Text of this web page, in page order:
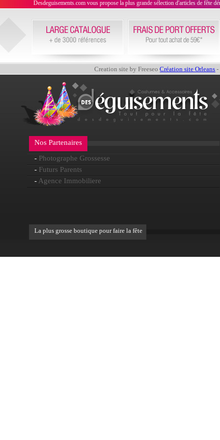
Desdeguisements.com vous propose la plus grande sélection d'articles de fête
Creation site by FreeseoCréation site Orleans -
Nos Partenaires
- Photographe Grossesse
- Futurs Parents
- Agence Immobiliere
La plus grosse boutique pour faire la fête